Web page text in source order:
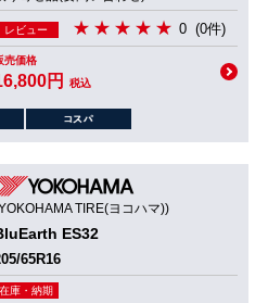
レビュー 0 (0件)
売価格
円 税込
TIRE(ヨコハマ))
ES32
65R16
在庫・納期